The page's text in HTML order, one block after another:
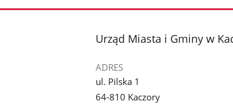
stopka
Urząd Miasta i Gminy w
ADRES
ul. Pilska 1
64-810 Kaczory